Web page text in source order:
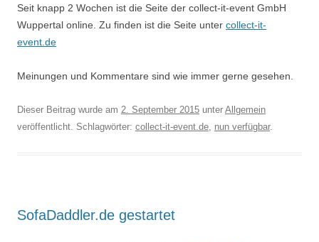
Seit knapp 2 Wochen ist die Seite der collect-it-event GmbH
Wuppertal online. Zu finden ist die Seite unter collect-it-
event.de
Meinungen und Kommentare sind wie immer gerne gesehen.
Dieser Beitrag wurde am 2. September 2015 unter Allgemein
veröffentlicht. Schlagwörter: collect-it-event.de nun verfügbar.
SofaDaddler.de gestartet